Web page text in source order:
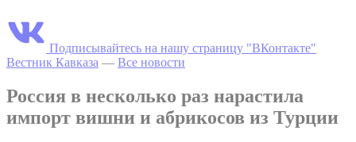
Подписывайтесь на нашу страницу "ВКонтакте"
Вестник Кавказа — Все новости
Россия в несколько раз нарастила
импорт вишни и абрикосов из Турции